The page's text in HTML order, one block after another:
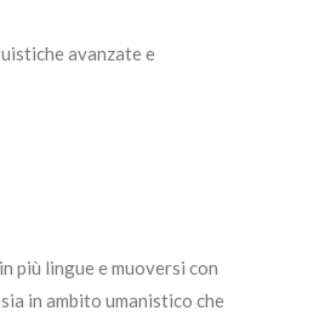
avanzate e
più lingue e muoversi con
in ambito umanistico che